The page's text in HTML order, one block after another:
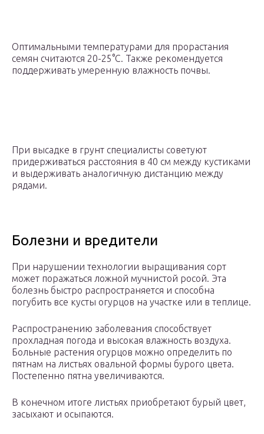
Оптимальными температурами для прорастания
семян считаются 20-25°С. Также рекомендуется
поддерживать умеренную влажность почвы.
При высадке в грунт специалисты советуют
придерживаться расстояния в 40 см между кустиками
и выдерживать аналогичную дистанцию между
рядами.
Болезни и вредители
При нарушении технологии выращивания сорт
может поражаться ложной мучнистой росой. Эта
болезнь быстро распространяется и способна
погубить все кусты огурцов на участке или в теплице.
Распространению заболевания способствует
прохладная погода и высокая влажность воздуха.
Больные растения огурцов можно определить по
пятнам на листьях овальной формы бурого цвета.
Постепенно пятна увеличиваются.
В конечном итоге листьях приобретают бурый цвет,
засыхают и осыпаются.